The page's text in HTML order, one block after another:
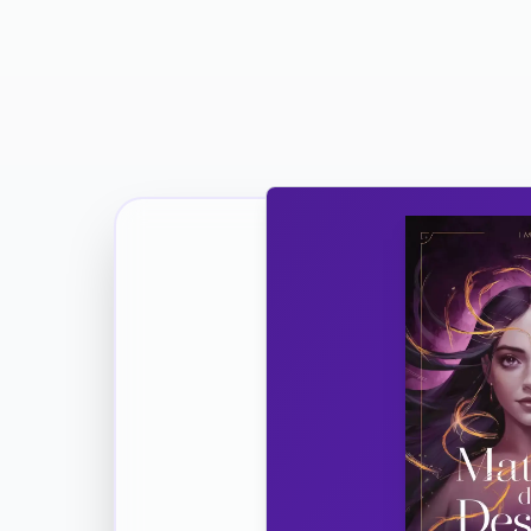
Vuoi
Ricevi la Tua Copia